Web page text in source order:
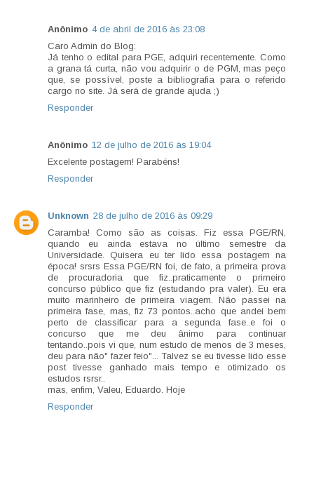
Anônimo 4 de abril de 2016 às 23:08
Caro Admin do Blog:
Já tenho o edital para PGE, adquiri recentemente. Como
a grana tá curta, não vou adquirir o de PGM, mas peço
que, se possível, poste a bibliografia para o referido
cargo no site. Já será de grande ajuda ;)
Responder
Anônimo 12 de julho de 2016 às 19:04
Excelente postagem! Parabéns!
Responder
Unknown 28 de julho de 2016 às 09:29
Caramba! Como são as coisas. Fiz essa PGE/RN,
quando eu ainda estava no último semestre da
Universidade. Quisera eu ter lido essa postagem na
época! srsrs Essa PGE/RN foi, de fato, a primeira prova
de procuradoria que fiz..praticamente o primeiro
concurso público que fiz (estudando pra valer). Eu era
muito marinheiro de primeira viagem. Não passei na
primeira fase, mas, fiz 73 pontos..acho que andei bem
perto de classificar para a segunda fase..e foi o
concurso que me deu ânimo para continuar
tentando..pois vi que, num estudo de menos de 3 meses,
deu para não" fazer feio"... Talvez se eu tivesse lido esse
post tivesse ganhado mais tempo e otimizado os
estudos rsrsr..
mas, enfim, Valeu, Eduardo. Hoje
Responder